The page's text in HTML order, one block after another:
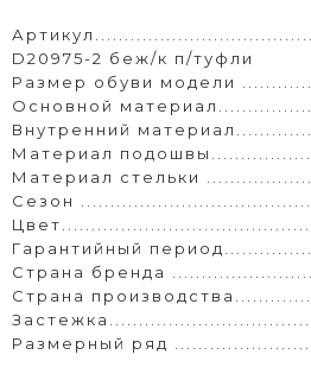
D20975-2 беж/к п/туфли
Размер обуви модели
Основной
Внутренний
Материал
Материал стельки
Сезон
Гарантийный
Страна бренда
Страна
Размерный ряд